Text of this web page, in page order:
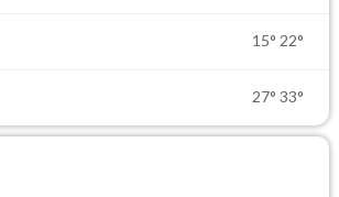
15° 22°
27° 33°